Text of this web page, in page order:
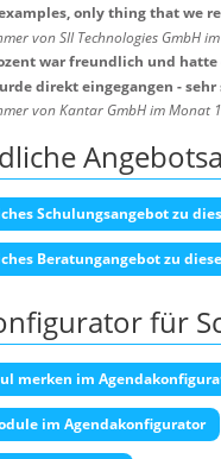
only thing that we
von SII Technologies GmbH
war freundlich und
direkt eingegangen -
von Kantar GmbH im Monat
Schulungsangebot zu
Beratungangebot zu
für
merken im
im Agendakonfigurator